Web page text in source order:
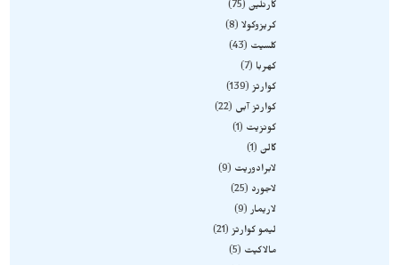
کارنلین 75
کریزوکولا
8
کلسیت
43
کهربا
7
کوارتز 139
کوارتز آبی
22
کونزیت
1
گالن 1
لابرادوریت
9
لاجورد
25
لاریمار 9
لیمو کوارتز 21
مالاکیت
5